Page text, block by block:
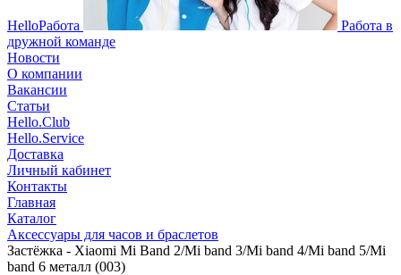
HelloРабота
Работа в
дружной команде
Новости
О компании
Вакансии
Статьи
Hello.Club
Hello.Service
Доставка
Личный кабинет
Контакты
Главная
Каталог
Аксессуары для часов и браслетов
Застёжка - Xiaomi Mi Band 2/Mi band 3/Mi band 4/Mi band 5/Mi
band 6 металл (003)